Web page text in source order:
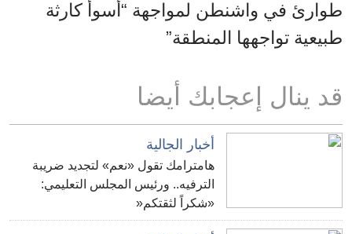
طوارئ في واشنطن لمواجهة “أسوأ كارثة
طبيعية تواجهها المنطقة”
قد ينال إعجابك أيضا
أخبار الجالية
هامترامك تقول «نعم» لتجديد ضريبة
الترفيه.. ورئيس المجلس التعليمي:
«شكراً لثقتكم«